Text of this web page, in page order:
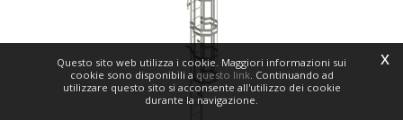
x
Questo sito web utilizza i cookie. Maggiori informazioni sui
cookie sono disponibili a questo link. Continuando ad
utilizzare questo sito si acconsente all'utilizzo dei cookie
durante la navigazione.